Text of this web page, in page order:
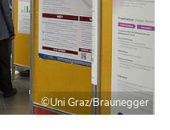
©Uni Graz/Braunegger